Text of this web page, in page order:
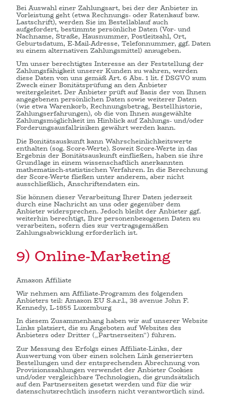
Bei Auswahl einer Zahlungsart, bei der der Anbieter in
Vorleistung geht (etwa Rechnungs- oder Ratenkauf bzw.
Lastschrift), werden Sie im Bestellablauf auch
aufgefordert, bestimmte persönliche Daten (Vor- und
Nachname, Straße, Hausnummer, Postleitzahl, Ort,
Geburtsdatum, E-Mail-Adresse, Telefonnummer, ggf. Daten
zu einem alternativen Zahlungsmittel) anzugeben.
Um unser berechtigtes Interesse an der Feststellung der
Zahlungsfähigkeit unserer Kunden zu wahren, werden
diese Daten von uns gemäß Art. 6 Abs. 1 lit. f DSGVO zum
Zweck einer Bonitätsprüfung an den Anbieter
weitergeleitet. Der Anbieter prüft auf Basis der von Ihnen
angegebenen persönlichen Daten sowie weiterer Daten
(wie etwa Warenkorb, Rechnungsbetrag, Bestellhistorie,
Zahlungserfahrungen), ob die von Ihnen ausgewählte
Zahlungsmöglichkeit im Hinblick auf Zahlungs- und/oder
Forderungsausfallrisiken gewährt werden kann.
Die Bonitätsauskunft kann Wahrscheinlichkeitswerte
enthalten (sog. Score-Werte). Soweit Score-Werte in das
Ergebnis der Bonitätsauskunft einfließen, haben sie ihre
Grundlage in einem wissenschaftlich anerkannten
mathematisch-statistischen Verfahren. In die Berechnung
der Score-Werte fließen unter anderem, aber nicht
ausschließlich, Anschriftendaten ein.
Sie können dieser Verarbeitung Ihrer Daten jederzeit
durch eine Nachricht an uns oder gegenüber dem
Anbieter widersprechen. Jedoch bleibt der Anbieter ggf.
weiterhin berechtigt, Ihre personenbezogenen Daten zu
verarbeiten, sofern dies zur vertragsgemäßen
Zahlungsabwicklung erforderlich ist.
9) Online-Marketing
Amazon Affiliate
Wir nehmen am Affiliate-Programm des folgenden
Anbieters teil: Amazon EU S.a.r.l., 38 avenue John F.
Kennedy, L-1855 Luxemburg
In diesem Zusammenhang haben wir auf unserer Website
Links platziert, die zu Angeboten auf Websites des
Anbieters oder Dritter („Partnerseiten“) führen.
Zur Messung des Erfolgs eines Affiliate-Links, der
Auswertung von über einen solchen Link generierten
Bestellungen und der entsprechenden Abrechnung von
Provisionszahlungen verwendet der Anbieter Cookies
und/oder vergleichbare Technologien, die grundsätzlich
auf den Partnerseiten gesetzt werden und für die wir
datenschutzrechtlich insofern nicht verantwortlich sind.